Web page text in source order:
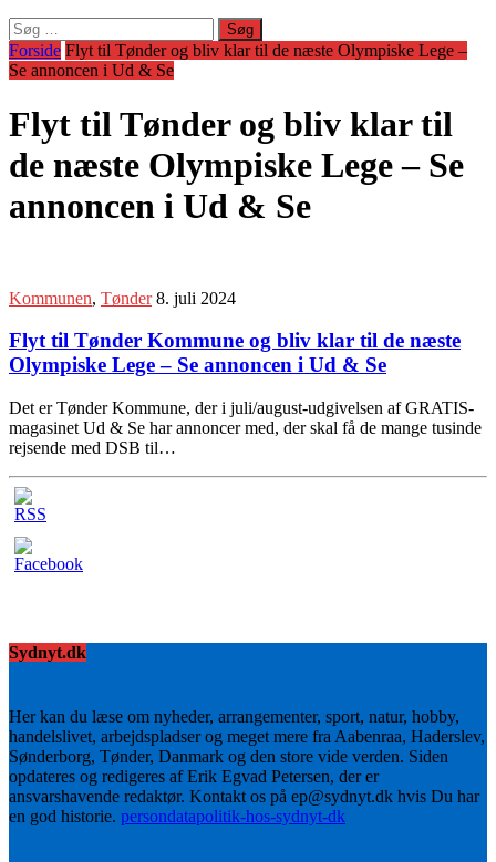
Søg
efter:
Forside Flyt til Tønder og bliv klar til de næste Olympiske Lege –
Se annoncen i Ud & Se
Flyt til Tønder og bliv klar til
de næste Olympiske Lege – Se
annoncen i Ud & Se
Kommunen, Tønder 8. juli 2024
Flyt til Tønder Kommune og bliv klar til de næste
Olympiske Lege – Se annoncen i Ud & Se
Det er Tønder Kommune, der i juli/august-udgivelsen af GRATIS-
magasinet Ud & Se har annoncer med, der skal få de mange tusinde
rejsende med DSB til…
Sydnyt.dk
Her kan du læse om nyheder, arrangementer, sport, natur, hobby,
handelslivet, arbejdspladser og meget mere fra Aabenraa, Haderslev,
Sønderborg, Tønder, Danmark og den store vide verden. Siden
opdateres og redigeres af Erik Egvad Petersen, der er
ansvarshavende redaktør. Kontakt os på ep@sydnyt.dk hvis Du har
en god historie. persondatapolitik-hos-sydnyt-dk